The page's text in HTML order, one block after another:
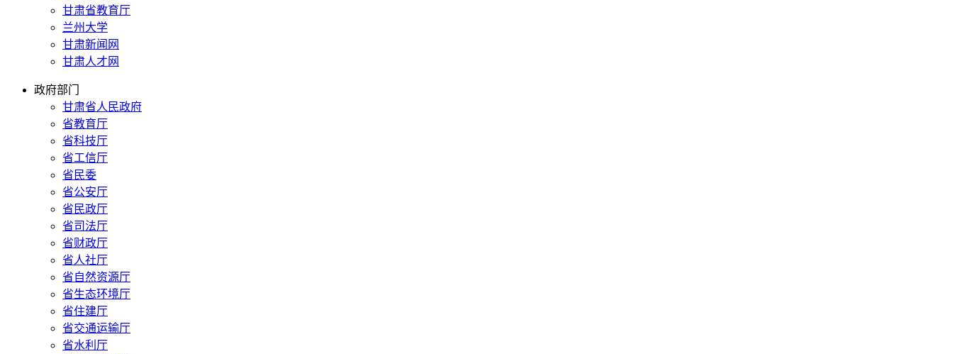
甘肃省教育厅
兰州大学
甘肃新闻网
甘肃人才网
政府部门
甘肃省人民政府
省教育厅
省科技厅
省工信厅
省民委
省公安厅
省民政厅
省司法厅
省财政厅
省人社厅
省自然资源厅
省生态环境厅
省住建厅
省交通运输厅
省水利厅